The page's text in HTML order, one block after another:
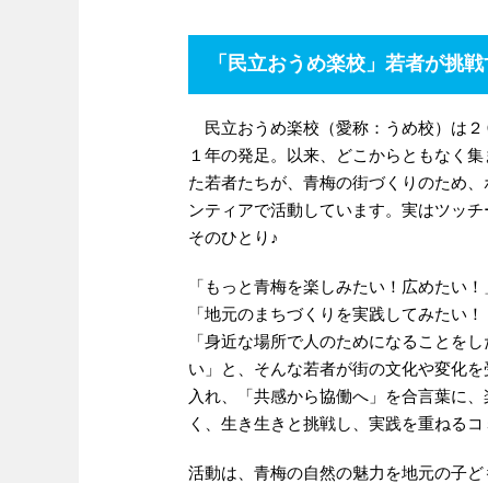
「民立おうめ楽校」若者が挑
民立おうめ楽校（愛称：うめ校）は２
１年の発足。以来、どこからともなく集
た若者たちが、青梅の街づくりのため、
ンティアで活動しています。実はツッチ
そのひとり♪
「もっと青梅を楽しみたい！広めたい！
「地元のまちづくりを実践してみたい！
「身近な場所で人のためになることをし
い」と、そんな若者が街の文化や変化を
入れ、「共感から協働へ」を合言葉に、
く、生き生きと挑戦し、実践を重ねる
活動は、青梅の自然の魅力を地元の子